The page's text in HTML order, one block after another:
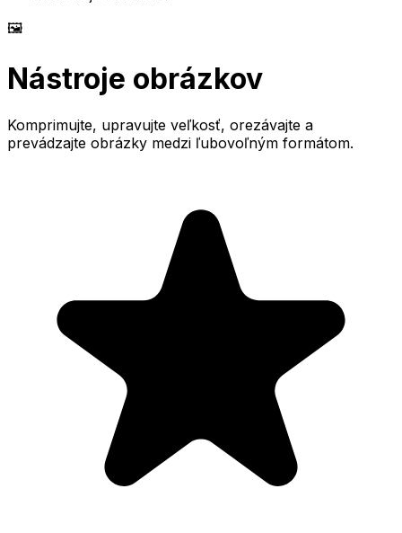
🖼️
Nástroje obrázkov
Komprimujte, upravujte veľkosť, orezávajte a
prevádzajte obrázky medzi ľubovoľným formátom.